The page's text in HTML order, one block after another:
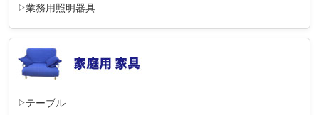
業務用照明器具
テーブル